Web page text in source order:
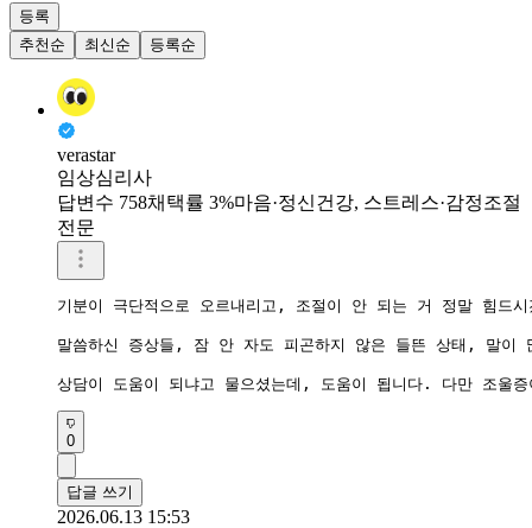
등록
추천순
최신순 등록순
verastar
임상심리사
답변수 758채택률 3%마음·정신건강, 스트레스·감정조절
전문
기분이 극단적으로 오르내리고, 조절이 안 되는 거 정말 힘드
말씀하신 증상들, 잠 안 자도 피곤하지 않은 들뜬 상태, 말이
상담이 도움이 되냐고 물으셨는데, 도움이 됩니다. 다만 조울
0
답글 쓰기
2026.06.13 15:53